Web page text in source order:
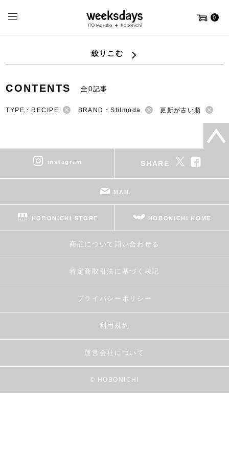
0
絞りこむ
CONTENTS 全0記事
TYPE：RECIPE BRAND：Stilmoda 更新が古い順
instagram SHARE
MAIL
HOBONICHI STORE HOBONICHI HOME
商品について問い合わせる
特定商取引法に基づく表記
プライバシーポリシー
利用規約
運営会社について
© HOBONICHI